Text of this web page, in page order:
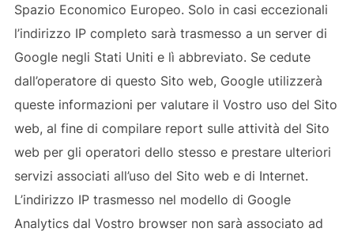
Spazio Economico Europeo. Solo in casi eccezionali
l’indirizzo IP completo sarà trasmesso a un server di
Google negli Stati Uniti e lì abbreviato. Se cedute
dall’operatore di questo Sito web, Google utilizzerà
queste informazioni per valutare il Vostro uso del Sito
web, al fine di compilare report sulle attività del Sito
web per gli operatori dello stesso e prestare ulteriori
servizi associati all’uso del Sito web e di Internet.
L’indirizzo IP trasmesso nel modello di Google
Analytics dal Vostro browser non sarà associato ad